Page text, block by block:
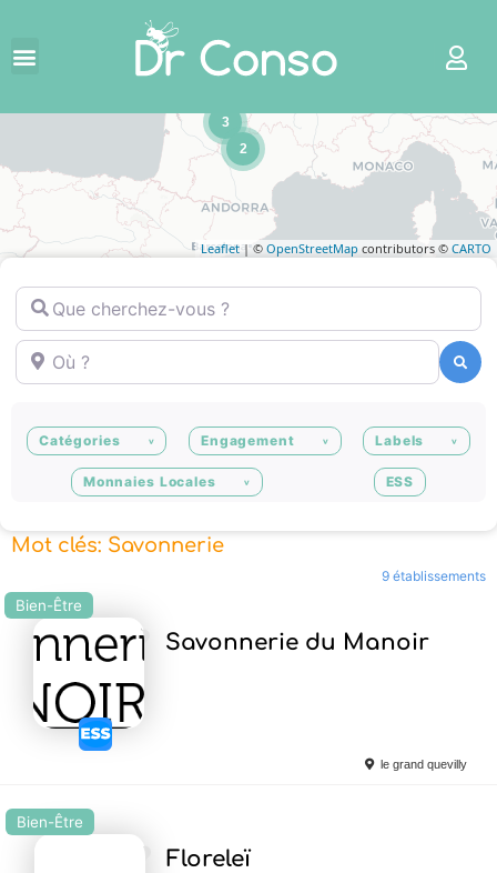
3
2
Leaflet| © OpenStreetMap contributors © CARTO
Que cherchez-vous ?
Où ?
Catégories Engagement Labels
Monnaies Locales ESS
Mot clés: Savonnerie
9 établissements
Bien-Être
Savonnerie du Manoir
le grand quevilly
Bien-Être
Floreleï